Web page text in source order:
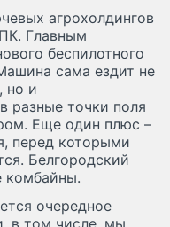
агрохолдингов
Главным
беспилотного
сама ездит не
но и
разные точки поля
Еще один плюс –
перед которыми
Белгородский
комбайны.
очередное